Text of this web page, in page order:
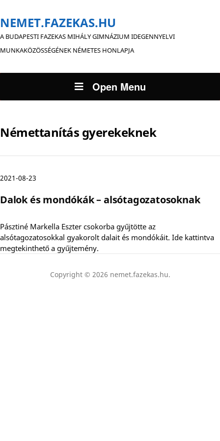
NEMET.FAZEKAS.HU
A BUDAPESTI FAZEKAS MIHÁLY GIMNÁZIUM IDEGENNYELVI
MUNKAKÖZÖSSÉGÉNEK NÉMETES HONLAPJA
Open Menu
Némettanítás gyerekeknek
2021-08-23
Dalok és mondókák – alsótagozatosoknak
Pásztiné Markella Eszter csokorba gyűjtötte az
alsótagozatosokkal gyakorolt dalait és mondókáit. Ide kattintva
megtekinthető a gyűjtemény.
Copyright © 2026 nemet.fazekas.hu.